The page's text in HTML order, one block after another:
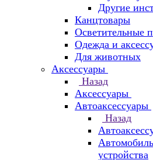
Другие
Канцтовары
Осветительные
Одежда и
Для животных
Аксессуары
Назад
Аксессуары
Автоаксессуары
Назад
устройства